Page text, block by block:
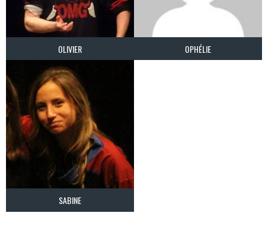
OLIVIER OPHÉLIE
SABINE